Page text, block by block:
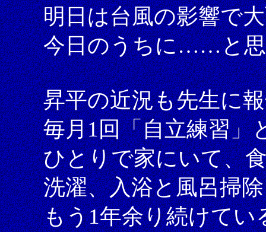
明日は台風の影響で
今日のうちに……と思
昇平の近況も先生に
毎月1回「自立練習」
ひとりで家にいて、
洗濯、入浴と風呂掃
もう1年余り続けてい